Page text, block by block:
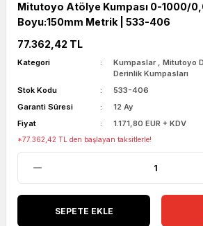
Mitutoyo Atölye Kumpası 0-1000/
Boyu:150mm Metrik | 533-406
77.362,42 TL
Kategori
Kumpaslar ,Mitutoyo
Derinlik Kumpasları
Stok Kodu
533-406
Garanti Süresi
12 Ay
Fiyat
1.171,80 EUR + KDV
*77.362,42 TL den başlayan taksitlerle!
SEPETE EKLE